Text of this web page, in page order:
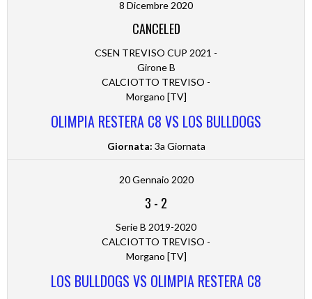
8 Dicembre 2020
CANCELED
CSEN TREVISO CUP 2021 -
Girone B
CALCIOTTO TREVISO -
Morgano [TV]
OLIMPIA RESTERA C8 VS LOS BULLDOGS
Giornata: 3a Giornata
20 Gennaio 2020
3 - 2
Serie B 2019-2020
CALCIOTTO TREVISO -
Morgano [TV]
LOS BULLDOGS VS OLIMPIA RESTERA C8